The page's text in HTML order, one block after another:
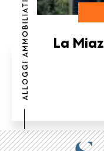
ALLOGGI AMMOBILIATI E RURALI La Miaz